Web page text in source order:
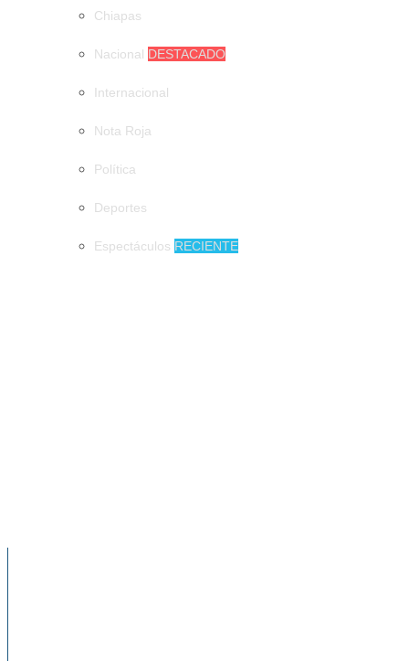
Chiapas
Nacional DESTACADO
Internacional
Nota Roja
Política
Deportes
Espectáculos RECIENTE